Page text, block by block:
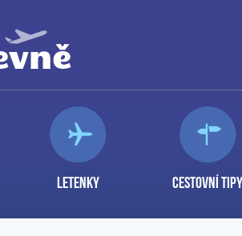
LETENKY CESTOVNÍ TIPY